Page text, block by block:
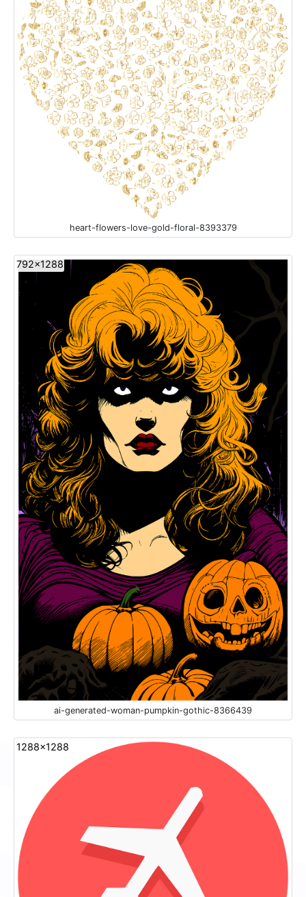
heart-flowers-love-gold-floral-8393379
792x1288
ai-generated-woman-pumpkin-gothic-8366439
1288x1288